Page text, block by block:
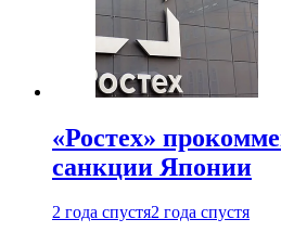
«Ростех»
санкции Японии
2 года спустя2 года спустя